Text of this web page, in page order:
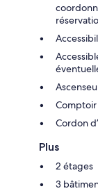
Cordon
Plus
2 étages
3